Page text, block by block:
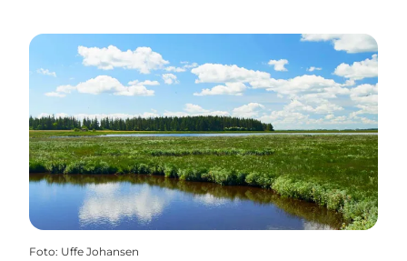
Foto: Uffe Johansen